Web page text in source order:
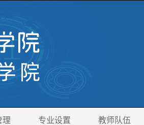
理 专业设置 教师队伍